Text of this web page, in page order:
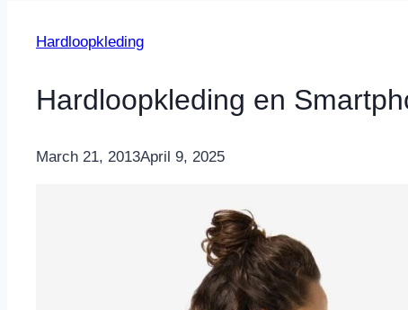
Hardloopkleding
Hardloopkleding en
ByNicole
March 21, 2013April 9, 2025